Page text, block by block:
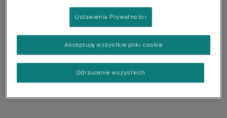
2x z kurczakiem
Pełnoporcjowa karma dla dorosłych kotów.
Karma odpowiednia także dla kotów
wysterylizowanych
Ustawienia Prywatności
Odrzucenie wszystkich
Akceptuję wszystkie pliki cookie